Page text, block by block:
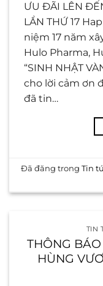
ƯU ĐÃI LÊN
LẦN THỨ 17
niệm 17 năm
Hulo Pharma,
“SINH NHẬT
cho lời cảm ơn
đã tin…
Đã đăng trongTin
TIN
THÔNG
HÙNG